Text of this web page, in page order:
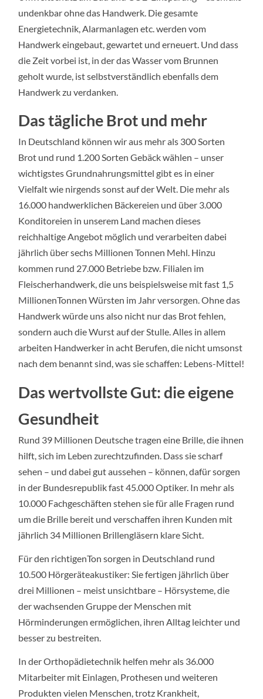
undenkbar ohne das Handwerk. Die gesamte
Energietechnik, Alarmanlagen etc. werden vom
Handwerk eingebaut, gewartet und erneuert. Und dass
die Zeit vorbei ist, in der das Wasser vom Brunnen
geholt wurde, ist selbstverständlich ebenfalls dem
Handwerk zu verdanken.
Das tägliche Brot und mehr
In Deutschland können wir aus mehr als 300 Sorten
Brot und rund 1.200 Sorten Gebäck wählen – unser
wichtigstes Grundnahrungsmittel gibt es in einer
Vielfalt wie nirgends sonst auf der Welt. Die mehr als
16.000 handwerklichen Bäckereien und über 3.000
Konditoreien in unserem Land machen dieses
reichhaltige Angebot möglich und verarbeiten dabei
jährlich über sechs Millionen Tonnen Mehl. Hinzu
kommen rund 27.000 Betriebe bzw. Filialen im
Fleischerhandwerk, die uns beispielsweise mit fast 1,5
MillionenTonnen Würsten im Jahr versorgen. Ohne das
Handwerk würde uns also nicht nur das Brot fehlen,
sondern auch die Wurst auf der Stulle. Alles in allem
arbeiten Handwerker in acht Berufen, die nicht umsonst
nach dem benannt sind, was sie schaffen: Lebens-Mittel!
Das wertvollste Gut: die eigene
Gesundheit
Rund 39 Millionen Deutsche tragen eine Brille, die ihnen
hilft, sich im Leben zurechtzufinden. Dass sie scharf
sehen – und dabei gut aussehen – können, dafür sorgen
in der Bundesrepublik fast 45.000 Optiker. In mehr als
10.000 Fachgeschäften stehen sie für alle Fragen rund
um die Brille bereit und verschaffen ihren Kunden mit
jährlich 34 Millionen Brillengläsern klare Sicht.
Für den richtigenTon sorgen in Deutschland rund
10.500 Hörgeräteakustiker: Sie fertigen jährlich über
drei Millionen – meist unsichtbare – Hörsysteme, die
der wachsenden Gruppe der Menschen mit
Hörminderungen ermöglichen, ihren Alltag leichter und
besser zu bestreiten.
In der Orthopädietechnik helfen mehr als 36.000
Mitarbeiter mit Einlagen, Prothesen und weiteren
Produkten vielen Menschen, trotz Krankheit,